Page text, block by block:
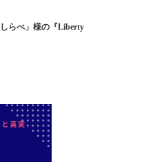
らべ」様の『Liberty